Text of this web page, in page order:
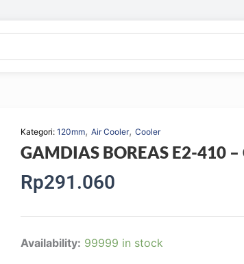
Kategori: 120mm, Air Cooler, Cooler
GAMDIAS BOREAS E2-410
Rp291.060
Availability: 99999 in stock
GAMDIAS